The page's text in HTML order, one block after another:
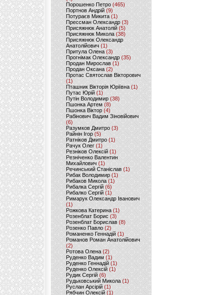
Порошенко Петро (465)
Портнов Андрій (9)
Потураєв Микита(1)
Прессман Олександр(3)
Присяжнюк Анатолій (5)
Присяжнюк Микола (38)
Присяжнюк Олександр
Анатолійович (1)
Притула Олена (3)
Прогнімак Олександр(35)
Продан Мирослав(1)
Продан Оксана (2)
Протас Святослав Вікторович
(1)
Пташник Вікторія Юріївна (1)
Путас Юрій (1)
Путін Володимир(38)
Пшонка Артем (8)
Пшонка Віктор(4)
Рабінович Вадим Зіновійович
(6)
Разумков Дмитро (3)
Райнін Ігор(5)
Ратніков Дмитро (1)
Рачук Олег (1)
Резніков Олексій(1)
Резніченко Валентин
Михайлович (1)
Речинський Станіслав (1)
Рибак Володимир(1)
Рибаков Микола(1)
Рибалка Сергій (6)
Рибалко Сергій (1)
Римарук Олександр Іванович
(1)
Рожкова Катерина(1)
Розенблат Борис (3)
Розенблат Борислав (8)
Розенко Павло (2)
Романенко Геннадій (1)
Романов Роман Анатолійович
(2)
Ротова Олена(2)
Руденко Вадим (1)
Руденко Геннадій (1)
Руденко Олексій(1)
Рудик Сергій(6)
Рудьковський Микола (1)
Руслан Арсірій(1)
Рябчин Олексій (1)